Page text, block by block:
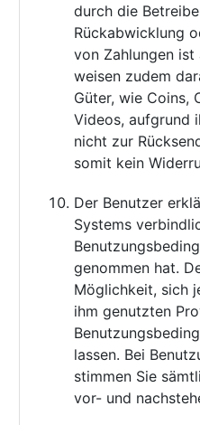
durch die
Rückabwicklung
von Zahlungen ist
weisen zudem
Güter, wie Coins,
Videos, aufgrund
nicht zur
somit kein
Der Benutzer
Systems
genommen hat.
Möglichkeit, sich
ihm genutzten
lassen. Bei
stimmen Sie
vor- und